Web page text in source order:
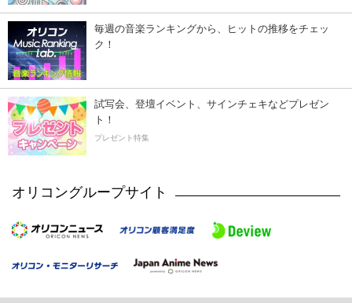
毎週の音楽ランキングから、ヒットの推移をチェッ
ク！
試写会、登壇イベント、サインチェキなどプレゼン
ト！
プレゼント特集
オリコングループサイト